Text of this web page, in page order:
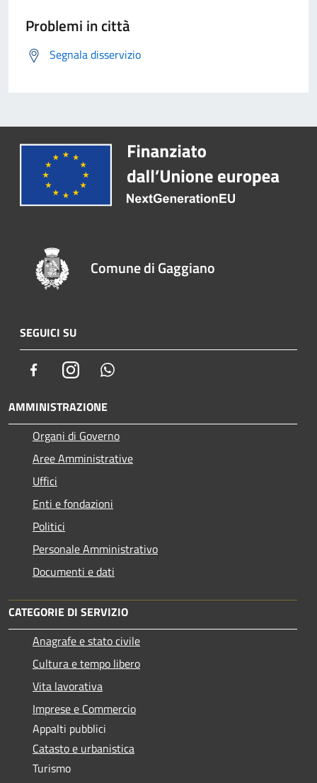
Problemi in città
Segnala disservizio
Comune di Gaggiano
SEGUICI SU
FacebookInstagram
AMMINISTRAZIONE
Organi di Governo
Aree Amministrative
Uffici
Enti e fondazioni
Politici
Personale Amministrativo
Documenti e dati
CATEGORIE DI SERVIZIO
Anagrafe e stato civile
Cultura e tempo libero
Vita lavorativa
Imprese e Commercio
Appalti pubblici
Catasto e urbanistica
Turismo